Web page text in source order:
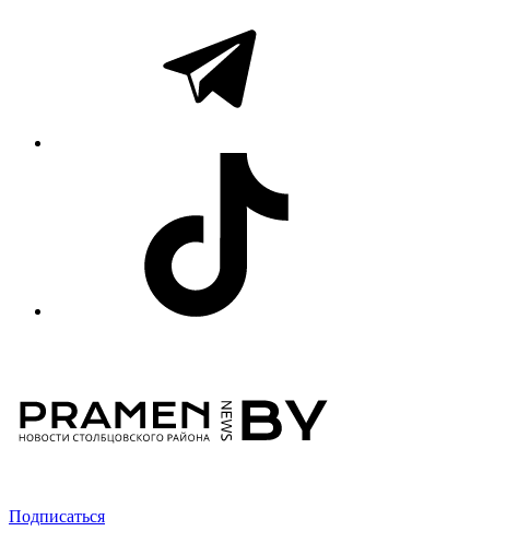
Подписаться